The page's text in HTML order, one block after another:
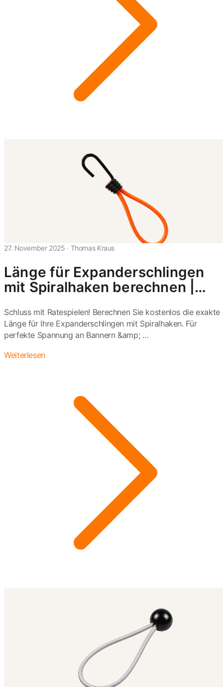
27. November 2025 · Thomas Kraus
Länge für Expanderschlingen
mit Spiralhaken berechnen |
Schluss mit Ratespielen! Berechnen Sie kostenlos die exakte
Länge für Ihre Expanderschlingen mit Spiralhaken. Für
perfekte Spannung an Bannern &amp; …
Weiterlesen